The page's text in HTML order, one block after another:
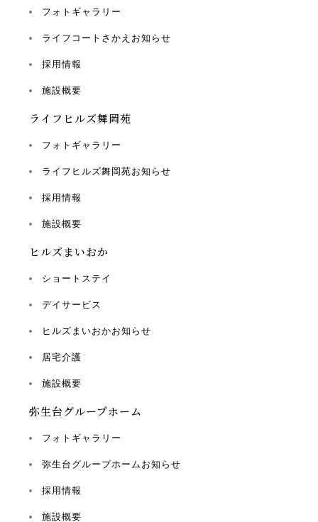
フォトギャラリー
ライフコートさかえお知らせ
採用情報
施設概要
ライフヒルズ舞岡苑
フォトギャラリー
ライフヒルズ舞岡苑お知らせ
採用情報
施設概要
ヒルズまいおか
ショートステイ
デイサービス
ヒルズまいおかお知らせ
居宅介護
施設概要
弥生台グループホーム
フォトギャラリー
弥生台グループホームお知らせ
採用情報
施設概要